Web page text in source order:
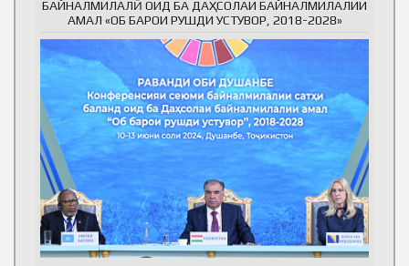
БАЙНАЛМИЛАЛӢ ОИД БА ДАҲСОЛАИ БАЙНАЛМИЛАЛИИ
АМАЛ «ОБ БАРОИ РУШДИ УСТУВОР, 2018-2028»